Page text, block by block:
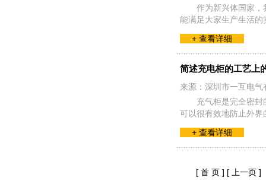
作为新兴体国家，
能满足大家生产生活
+ 查看详细
简述充电柜的工艺上
来源：深圳市一互电
充气柜是完全密
可以很有效地防止外
+ 查看详细
[ 首 页 ] [ 上一页 ]